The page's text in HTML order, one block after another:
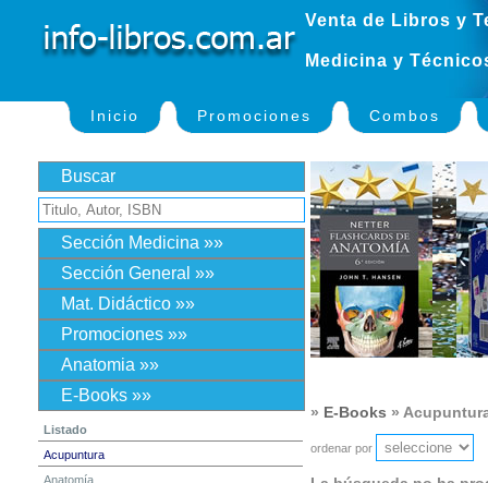
Venta de Libros y
Medicina y
Inicio Promociones Combos
Buscar
Sección Medicina »»
Sección General »»
Mat. Didáctico »»
Promociones »»
Anatomia »»
E-Books »»
Listado
Acupuntura
Anatomía
» E-Books »
ordenar por